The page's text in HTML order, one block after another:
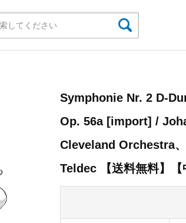
Symphonie Nr. 2 D-
Op. 56a [import] /
Cleveland Orchestra
Teldec 【送料無料】【